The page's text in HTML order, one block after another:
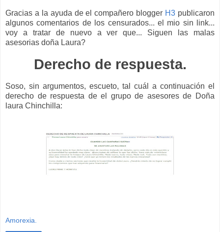
Gracias a la ayuda de el compañero blogger H3 publicaron
algunos comentarios de los censurados... el mio sin link...
voy a tratar de nuevo a ver que... Siguen las malas
asesorias doña Laura?
Derecho de respuesta.
Soso, sin argumentos, escueto, tal cuál a continuación el
derecho de respuesta de el grupo de asesores de Doña
laura Chinchilla:
Amorexia.